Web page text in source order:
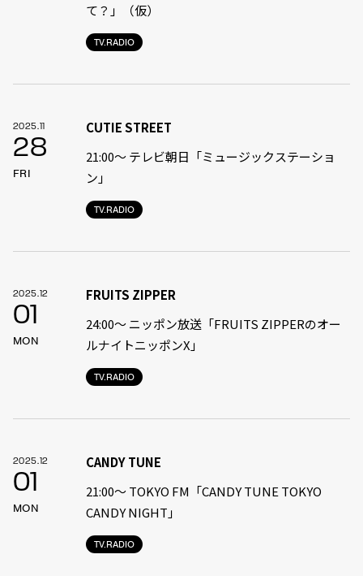
TV.RADIO
て？」（仮）
2025.11
28
FRI
TV.RADIO
CUTIE STREET
21:00〜 テレビ朝日「ミュージックステーショ
ン」
2025.12
01
MON
TV.RADIO
FRUITS ZIPPER
24:00〜 ニッポン放送「FRUITS ZIPPERのオー
ルナイトニッポンX」
2025.12
01
MON
TV.RADIO
CANDY TUNE
21:00〜 TOKYO FM「CANDY TUNE TOKYO
CANDY NIGHT」